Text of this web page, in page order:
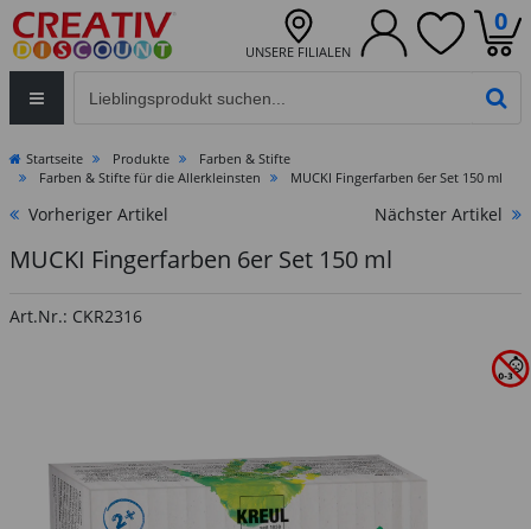
UNSERE FILIALEN
0
Startseite Produkte
Farben & Stifte
Farben & Stifte für die Allerkleinsten
MUCKI Fingerfarben 6er Set 150 ml
Vorheriger Artikel Nächster Artikel
MUCKI Fingerfarben 6er Set 150 ml
Art.Nr.: CKR2316